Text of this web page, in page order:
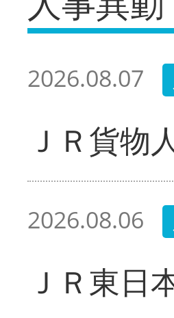
2026.08.07
ＪＲ貨
2026.08.06
ＪＲ東